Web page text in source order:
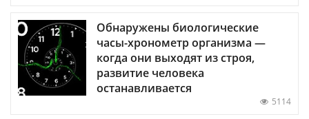
Обнаружены биологические
часы-хронометр организма —
когда они выходят из строя,
развитие человека
останавливается
5114